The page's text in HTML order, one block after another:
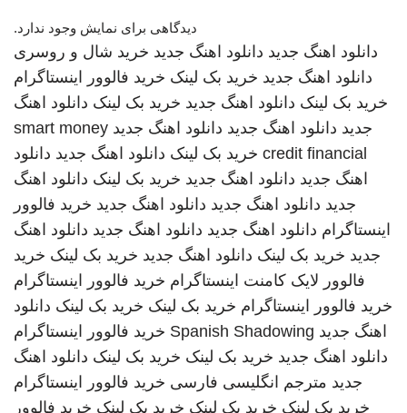
دیدگاهی برای نمایش وجود ندارد.
دانلود اهنگ جدید دانلود اهنگ جدید خرید شال و روسری
دانلود اهنگ جدید خرید بک لینک خرید فالوور اینستاگرام
خرید بک لینک دانلود اهنگ جدید خرید بک لینک دانلود اهنگ
جدید دانلود اهنگ جدید دانلود اهنگ جدید smart money
credit financial خرید بک لینک دانلود اهنگ جدید دانلود
اهنگ جدید دانلود اهنگ جدید خرید بک لینک دانلود اهنگ
جدید دانلود اهنگ جدید دانلود اهنگ جدید خرید فالوور
اینستاگرام دانلود اهنگ جدید دانلود اهنگ جدید دانلود اهنگ
جدید خرید بک لینک دانلود اهنگ جدید خرید بک لینک خرید
فالوور لایک کامنت اینستاگرام خرید فالوور اینستاگرام
خرید فالوور اینستاگرام خرید بک لینک خرید بک لینک دانلود
اهنگ جدید Spanish Shadowing خرید فالوور اینستاگرام
دانلود اهنگ جدید خرید بک لینک خرید بک لینک دانلود اهنگ
جدید مترجم انگلیسی فارسی خرید فالوور اینستاگرام
خرید بک لینک خرید بک لینک خرید بک لینک خرید فالوور